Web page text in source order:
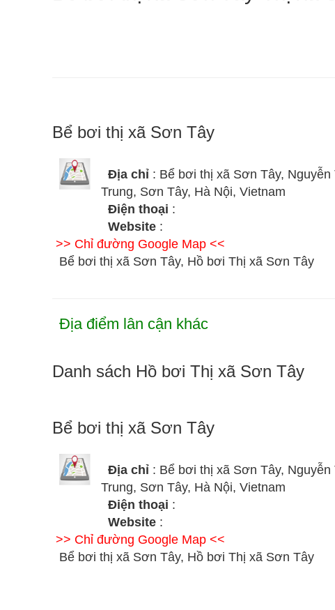
Bể bơi thị xã Sơn Tây
Địa chỉ : Bể bơi thị xã Sơn Tây, Nguyễn
Trung, Sơn Tây, Hà Nội, Vietnam
Điện thoại :
Website :
>> Chỉ đường Google Map <<
Bể bơi thị xã Sơn Tây, Hồ bơi Thị xã Sơn Tây
Địa điểm lân cận khác
Danh sách Hồ bơi Thị xã Sơn Tây
Bể bơi thị xã Sơn Tây
Địa chỉ : Bể bơi thị xã Sơn Tây, Nguyễn
Trung, Sơn Tây, Hà Nội, Vietnam
Điện thoại :
Website :
>> Chỉ đường Google Map <<
Bể bơi thị xã Sơn Tây, Hồ bơi Thị xã Sơn Tây